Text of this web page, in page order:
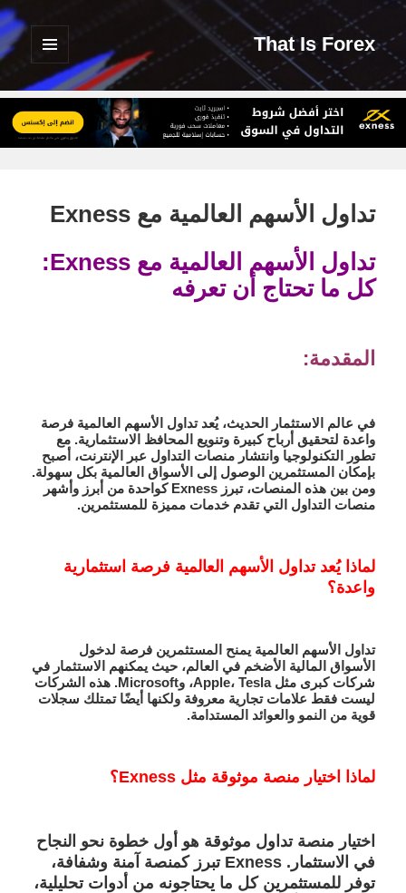
That Is Forex
القائمة
والودجات
تداول الأسهم العالمية مع Exness
تداول الأسهم العالمية مع Exness:
كل ما تحتاج أن تعرفه
المقدمة:
في عالم الاستثمار الحديث، يُعد تداول الأسهم العالمية فرصة
واعدة لتحقيق أرباح كبيرة وتنويع المحافظ الاستثمارية. مع
تطور التكنولوجيا وانتشار منصات التداول عبر الإنترنت، أصبح
بإمكان المستثمرين الوصول إلى الأسواق العالمية بكل سهولة.
ومن بين هذه المنصات، تبرزExness كواحدة من أبرز وأشهر
منصات التداول التي تقدم خدمات مميزة للمستثمرين.
لماذا يُعد تداول الأسهم العالمية فرصة استثمارية
واعدة؟
تداول الأسهم العالمية يمنح المستثمرين فرصة لدخول
الأسواق المالية الأضخم في العالم، حيث يمكنهم الاستثمار في
شركات كبرى مثل
Apple، Tesla ، وMicrosoft. هذه الشركات
ليست فقط علامات تجارية معروفة ولكنها أيضًا تمتلك سجلات
قوية من النمو والعوائد المستدامة.
لماذا اختيار منصة موثوقة مثل Exness؟
اختيار منصة تداول موثوقة هو أول خطوة نحو النجاح
في الاستثمار.Exness تبرز كمنصة آمنة وشفافة،
توفر للمستثمرين كل ما يحتاجونه من أدوات تحليلية،